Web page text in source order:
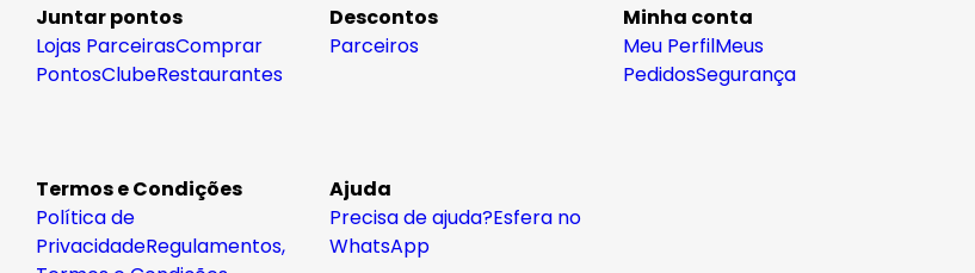
Juntar pontos
Lojas ParceirasComprar
PontosClubeRestaurantes
Descontos
Parceiros
Minha conta
Meu PerfilMeus
PedidosSegurança
Termos e Condições
Política de
PrivacidadeRegulamentos,
Ajuda
Precisa de ajuda?Esfera no
WhatsApp